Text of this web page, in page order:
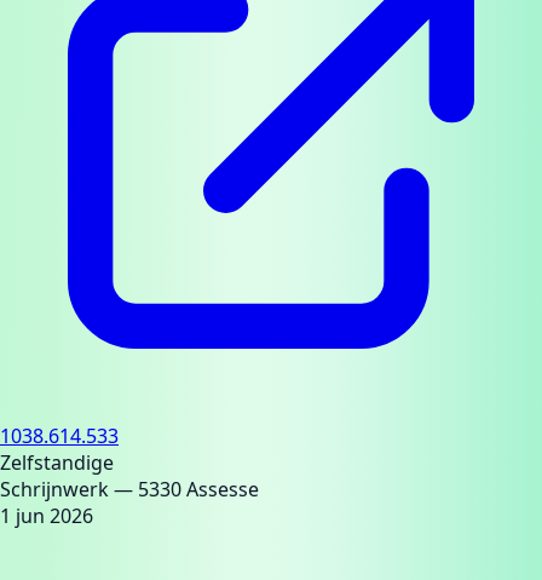
1038.614.533
Zelfstandige
Schrijnwerk— 5330 Assesse
1 jun 2026